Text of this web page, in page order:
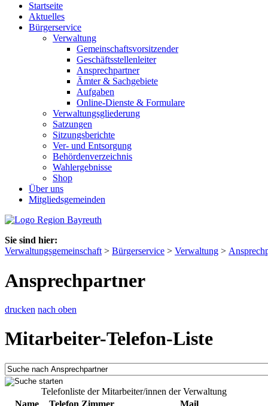
Startseite
Aktuelles
Bürgerservice
Verwaltung
Gemeinschaftsvorsitzender
Geschäftsstellenleiter
Ansprechpartner
Ämter & Sachgebiete
Aufgaben
Online-Dienste & Formulare
Verwaltungsgliederung
Satzungen
Sitzungsberichte
Ver- und Entsorgung
Behördenverzeichnis
Wahlergebnisse
Shop
Über uns
Mitgliedsgemeinden
Sie sind hier:
Verwaltungsgemeinschaft > Bürgerservice > Verwaltung >
Ansprechpartner
drucken nach oben
Mitarbeiter-Telefon-Liste
Telefonliste der Mitarbeiter/innen der Verwaltung
Name
Telefon Zimmer Mail